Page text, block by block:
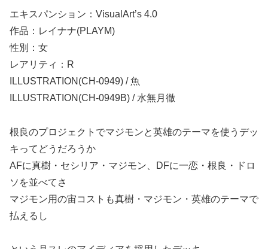
エキスパンション：VisualArt’s 4.0
作品：レイナナ(PLAYM)
性別：女
レアリティ：R
ILLUSTRATION(CH-0949) / 魚
ILLUSTRATION(CH-0949B) / 水無月徹
根良のプロジェクトでマジモンと英雄のテーマを使うデッ
キってどうだろうか
AFに真樹・セシリア・マジモン、DFに一恋・根良・ドロ
ソを並べてさ
マジモン用の宙コストも真樹・マジモン・英雄のテーマで
払えるし